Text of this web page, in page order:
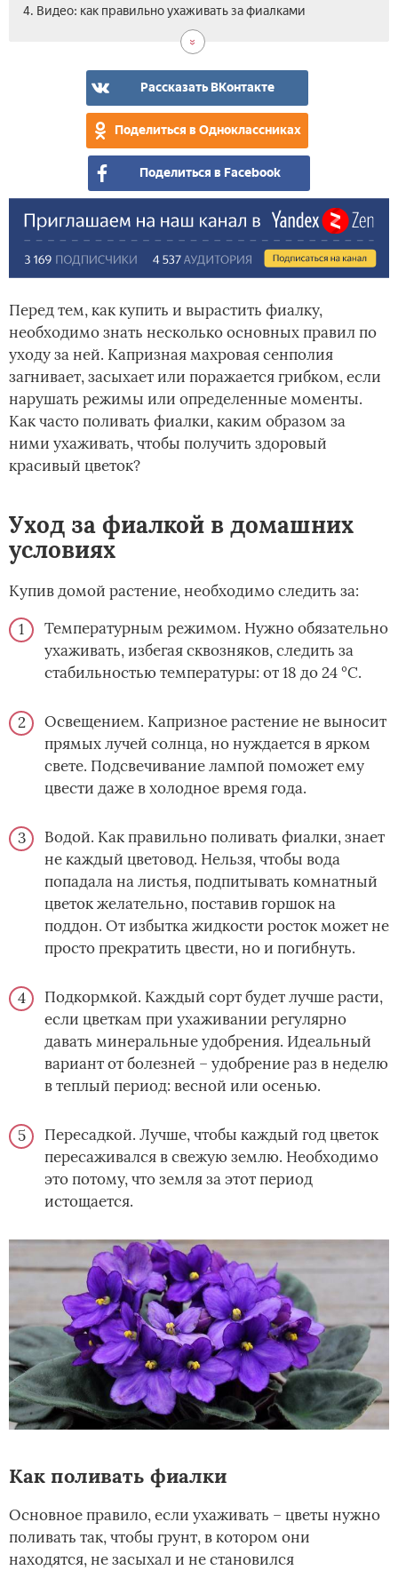
4. Видео: как правильно ухаживать за фиалками
Рассказать ВКонтакте
Поделиться в Одноклассниках
Поделиться в Facebook
Перед тем, как купить и вырастить фиалку,
необходимо знать несколько основных правил по
уходу за ней. Капризная махровая сенполия
загнивает, засыхает или поражается грибком, если
нарушать режимы или определенные моменты.
Как часто поливать фиалки, каким образом за
ними ухаживать, чтобы получить здоровый
красивый цветок?
Уход за фиалкой в домашних
условиях
Купив домой растение, необходимо следить за:
Температурным режимом. Нужно обязательно
ухаживать, избегая сквозняков, следить за
стабильностью температуры: от 18 до 24 °C.
Освещением. Капризное растение не выносит
прямых лучей солнца, но нуждается в ярком
свете. Подсвечивание лампой поможет ему
цвести даже в холодное время года.
Водой. Как правильно поливать фиалки, знает
не каждый цветовод. Нельзя, чтобы вода
попадала на листья, подпитывать комнатный
цветок желательно, поставив горшок на
поддон. От избытка жидкости росток может не
просто прекратить цвести, но и погибнуть.
Подкормкой. Каждый сорт будет лучше расти,
если цветкам при ухаживании регулярно
давать минеральные удобрения. Идеальный
вариант от болезней – удобрение раз в неделю
в теплый период: весной или осенью.
Пересадкой. Лучше, чтобы каждый год цветок
пересаживался в свежую землю. Необходимо
это потому, что земля за этот период
истощается.
Как поливать фиалки
Основное правило, если ухаживать – цветы нужно
поливать так, чтобы грунт, в котором они
находятся, не засыхал и не становился